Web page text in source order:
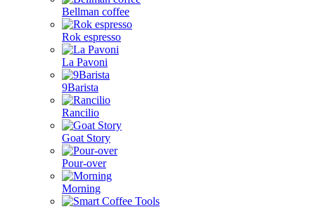
Bellman coffee
Rok espresso
La Pavoni
9Barista
Rancilio
Goat Story
Pour-over
Morning